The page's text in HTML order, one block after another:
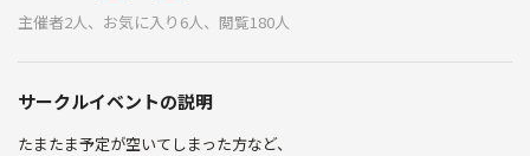
主催者2人、お気に入り6人、閲覧180人
サークルイベントの説明
たまたま予定が空いてしまった方など、